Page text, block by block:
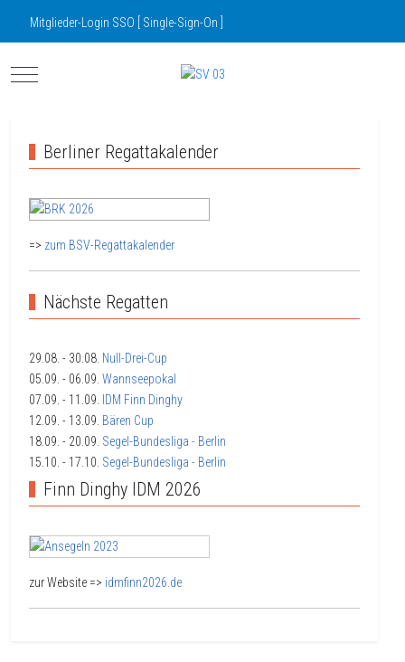
Mitglieder-Login SSO [ Single-Sign-On ]
Mobile Menu Toggle
Berliner Regattakalender
=> zum BSV-Regattakalender
Nächste Regatten
29.08. - 30.08. Null-Drei-Cup
05.09. - 06.09. Wannseepokal
07.09. - 11.09. IDM Finn Dinghy
12.09. - 13.09. Bären Cup
18.09. - 20.09. Segel-Bundesliga - Berlin
15.10. - 17.10. Segel-Bundesliga - Berlin
Finn Dinghy IDM 2026
zur Website => idmfinn2026.de